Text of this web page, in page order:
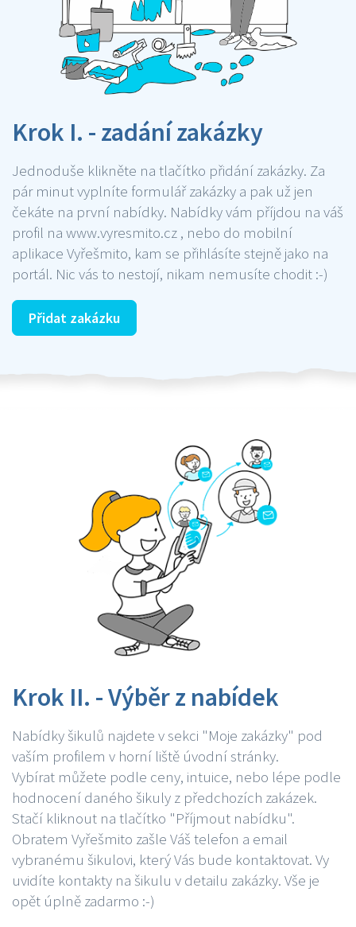
Krok I. - zadání zakázky
Jednoduše klikněte na tlačítko přidání zakázky. Za
pár minut vyplníte formulář zakázky a pak už jen
čekáte na první nabídky. Nabídky vám příjdou na váš
profil na www.vyresmito.cz , nebo do mobilní
aplikace Vyřešmito, kam se přihlásíte stejně jako na
portál. Nic vás to nestojí, nikam nemusíte chodit :-)
Přidat zakázku
Krok II. - Výběr z nabídek
Nabídky šikulů najdete v sekci "Moje zakázky" pod
vaším profilem v horní liště úvodní stránky.
Vybírat můžete podle ceny, intuice, nebo lépe podle
hodnocení daného šikuly z předchozích zakázek.
Stačí kliknout na tlačítko "Příjmout nabídku".
Obratem Vyřešmito zašle Váš telefon a email
vybranému šikulovi, který Vás bude kontaktovat. Vy
uvidíte kontakty na šikulu v detailu zakázky. Vše je
opět úplně zadarmo :-)